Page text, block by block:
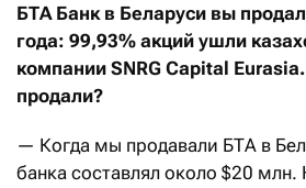
БТА Банк в Беларуси вы
года: 99,93% акций ушли
компании SNRG Capital
продали?
— Когда мы продавали БТА в
банка составлял около $20 млн.